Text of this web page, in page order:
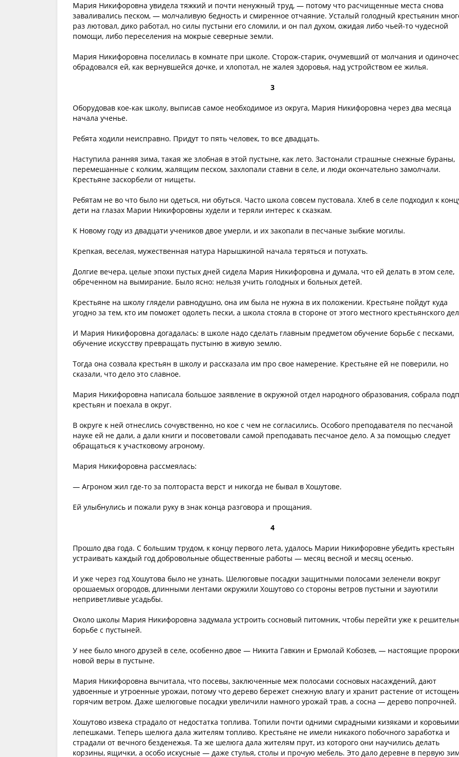
Мария Никифоровна увидела тяжкий и почти ненужный труд, — потому что расчищенные места снова
заваливались песком, — молчаливую бедность и смиренное отчаяние. Усталый голодный крестьянин
раз лютовал, дико работал, но силы пустыни его сломили, и он пал духом, ожидая либо чьей-то чудесной
помощи, либо переселения на мокрые северные земли.
Мария Никифоровна поселилась в комнате при школе. Сторож-старик, очумевший от молчания и
обрадовался ей, как вернувшейся дочке, и хлопотал, не жалея здоровья, над устройством ее жилья.
3
Оборудовав кое-как школу, выписав самое необходимое из округа, Мария Никифоровна через два месяца
начала ученье.
Ребята ходили неисправно. Придут то пять человек, то все двадцать.
Наступила ранняя зима, такая же злобная в этой пустыне, как лето. Застонали страшные снежные бураны,
перемешанные с колким, жалящим песком, захлопали ставни в селе, и люди окончательно замолчали.
Крестьяне заскорбели от нищеты.
Ребятам не во что было ни одеться, ни обуться. Часто школа совсем пустовала. Хлеб в селе подходил к
дети на глазах Марии Никифоровны худели и теряли интерес к сказкам.
К Новому году из двадцати учеников двое умерли, и их закопали в песчаные зыбкие могилы.
Крепкая, веселая, мужественная натура Нарышкиной начала теряться и потухать.
Долгие вечера, целые эпохи пустых дней сидела Мария Никифоровна и думала, что ей делать в этом селе,
обреченном на вымирание. Было ясно: нельзя учить голодных и больных детей.
Крестьяне на школу глядели равнодушно, она им была не нужна в их положении. Крестьяне пойдут куда
угодно за тем, кто им поможет одолеть пески, а школа стояла в стороне от этого местного крестьянского
И Мария Никифоровна догадалась: в школе надо сделать главным предметом обучение борьбе с песками,
обучение искусству превращать пустыню в живую землю.
Тогда она созвала крестьян в школу и рассказала им про свое намерение. Крестьяне ей не поверили, но
сказали, что дело это славное.
Мария Никифоровна написала большое заявление в окружной отдел народного образования, собрала
крестьян и поехала в округ.
В округе к ней отнеслись сочувственно, но кое с чем не согласились. Особого преподавателя по песчаной
науке ей не дали, а дали книги и посоветовали самой преподавать песчаное дело. А за помощью следует
обращаться к участковому агроному.
Мария Никифоровна рассмеялась:
— Агроном жил где-то за полтораста верст и никогда не бывал в Хошутове.
Ей улыбнулись и пожали руку в знак конца разговора и прощания.
4
Прошло два года. С большим трудом, к концу первого лета, удалось Марии Никифоровне убедить крестьян
устраивать каждый год добровольные общественные работы — месяц весной и месяц осенью.
И уже через год Хошутова было не узнать. Шелюговые посадки защитными полосами зеленели вокруг
орошаемых огородов, длинными лентами окружили Хошутово со стороны ветров пустыни и зауютили
неприветливые усадьбы.
Около школы Мария Никифоровна задумала устроить сосновый питомник, чтобы перейти уже к
борьбе с пустыней.
У нее было много друзей в селе, особенно двое — Никита Гавкин и Ермолай Кобозев, — настоящие пророки
новой веры в пустыне.
Мария Никифоровна вычитала, что посевы, заключенные меж полосами сосновых насаждений, дают
удвоенные и утроенные урожаи, потому что дерево бережет снежную влагу и хранит растение от
горячим ветром. Даже шелюговые посадки увеличили намного урожай трав, а сосна — дерево попрочней.
Хошутово извека страдало от недостатка топлива. Топили почти одними смрадными кизяками и коровьими
лепешками. Теперь шелюга дала жителям топливо. Крестьяне не имели никакого побочного заработка и
страдали от вечного безденежья. Та же шелюга дала жителям прут, из которого они научились делать
корзины, ящички, а особо искусные — даже стулья, столы и прочую мебель. Это дало деревне в первую